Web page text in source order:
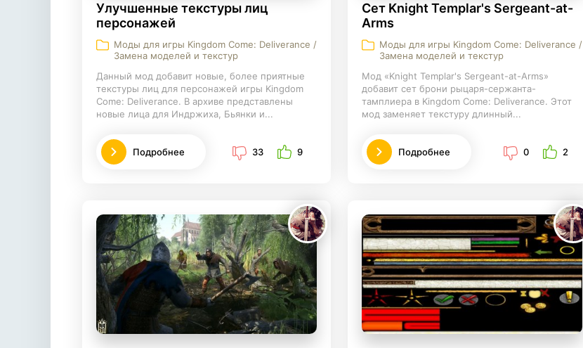
Улучшенные текстуры лиц
персонажей
Моды для игры Kingdom Come: Deliverance /
Замена моделей и текстур
Данный мод добавит новые, более приятные
текстуры лиц для персонажей игры Kingdom
Come: Deliverance. В архиве представлены
новые лица для Индржиха, Бьянки и...
Подробнее 33 9
Сет Knight Templar's Sergeant-at-
Arms
Моды для игры Kingdom Come: Deliverance /
Замена моделей и текстур
Мод «Knight Templar's Sergeant-at-Arms»
добавит сет брони рыцаря-сержанта-
тамплиера в Kingdom Come: Deliverance. Этот
мод заменяет текстуру длинный...
Подробнее 0 2